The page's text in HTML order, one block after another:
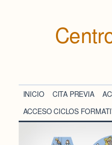
INICIO CITA PREVIA
ACCESO CICLOS